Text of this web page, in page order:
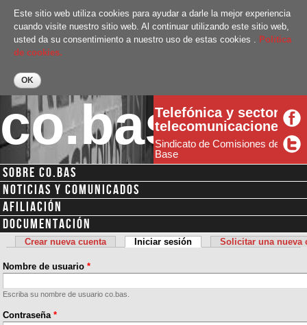
Pasar al
contenido
Este sitio web utiliza cookies para ayudar a darle la mejor experiencia
cuando visite nuestro sitio web. Al continuar utilizando este sitio web,
usted da su consentimiento a nuestro uso de estas cookies . Politica
de cookies.
co.basTelefónica y sector
telecomunicaciones
Sindicato de Comisiones de
Base
Menú secundario
SOBRE CO.BAS
NOTICIAS Y COMUNICADOS
AFILIACIÓN
DOCUMENTACIÓN
Solapas principales
Crear nueva cuenta Iniciar sesión (solapa activa)
Solicitar una nueva
Nombre de usuario*
Escriba su nombre de usuario co.bas.
Contraseña*